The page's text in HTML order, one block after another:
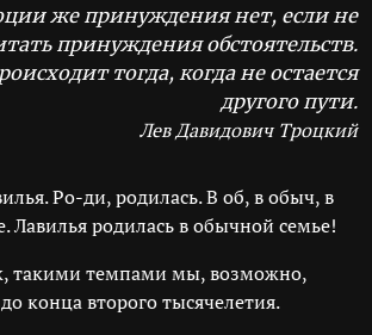
же принуждения нет, если не
принуждения обстоятельств.
тогда, когда не остается
другого пути.
Лев Давидович Троцкий
Ро-ди, родилась. В об, в обыч, в
Лавилья родилась в обычной семье!
такими темпами мы, возможно,
конца второго тысячелетия.